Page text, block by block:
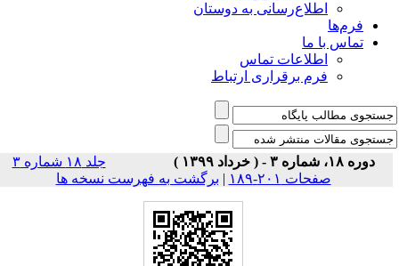
اطلاع‌رسانی به دوستان
فرم‌ها
تماس با ما
اطلاعات تماس
فرم برقراری ارتباط
دوره ۱۸، شماره ۳ - ( خرداد ۱۳۹۹ )
جلد ۱۸ شماره ۳
صفحات ۲۰۱-۱۸۹
| برگشت به فهرست نسخه ها